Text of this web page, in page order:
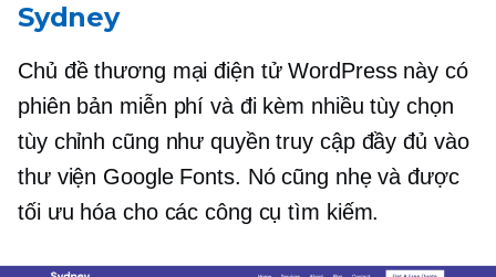
Sydney
Chủ đề thương mại điện tử WordPress này có
phiên bản miễn phí và đi kèm nhiều tùy chọn
tùy chỉnh cũng như quyền truy cập đầy đủ vào
thư viện Google Fonts. Nó cũng nhẹ và được
tối ưu hóa cho các công cụ tìm kiếm.